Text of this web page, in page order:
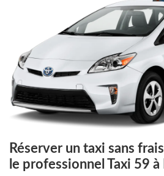
Réserver un taxi sans
le professionnel Taxi 59 à